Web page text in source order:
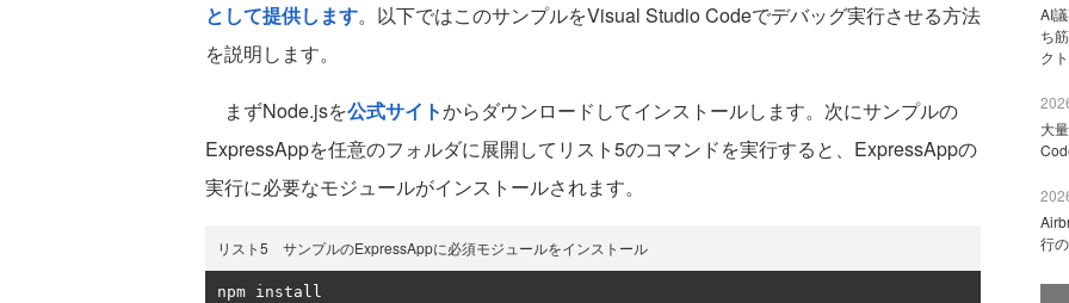
として提供します。以下ではこのサンプルをVisual Studio Codeでデバッグ実行させる方法
を説明します。
まずNode.jsを公式サイトからダウンロードしてインストールします。次にサンプルの
ExpressAppを任意のフォルダに展開してリスト5のコマンドを実行すると、ExpressAppの
実行に必要なモジュールがインストールされます。
リスト5 サンプルのExpressAppに必須モジュールをインストール
npm install
AI
ち
ク
大
行